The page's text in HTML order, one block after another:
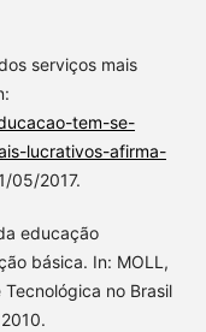
serviços mais
tem-se-
lucrativos-afirma-
05/2017.
educação
básica. In: MOLL,
no Brasil